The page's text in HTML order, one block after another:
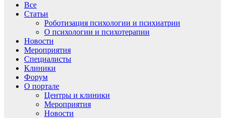
Все
Статьи
Роботизация психологии и психиатрии
О психологии и психотерапии
Новости
Мероприятия
Специалисты
Клиники
Форум
О портале
Центры и клиники
Мероприятия
Новости